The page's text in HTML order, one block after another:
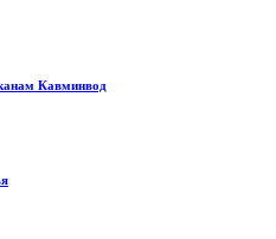
Кавминвод